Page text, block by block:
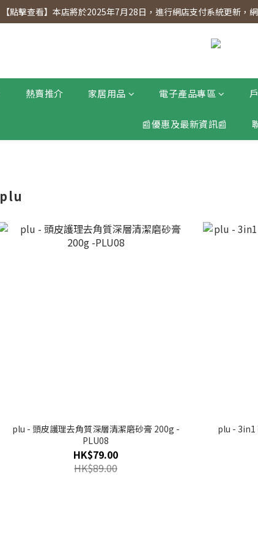
【點擊查看】會員專享 星期三全單95折!!!（優惠期至
【點擊查看】本店將於2025年7月28日，進行網店支付系統更新
熱賣推介 家居用品 電子產品專區
📰優惠及最新資訊📰
plu
plu - 頭皮護理去角質深層清潔磨砂膏 200g -
PLU08
HK$79.00
HK$89.00
plu - 3in1